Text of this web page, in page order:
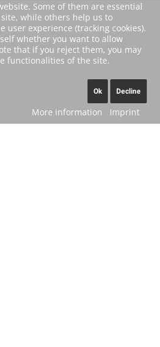
Some of them are essential
while others help us to
user experience (tracking cookies).
whether you want to allow
that if you reject them, you may
functionalities of the site.
Ok Decline
More information Imprint